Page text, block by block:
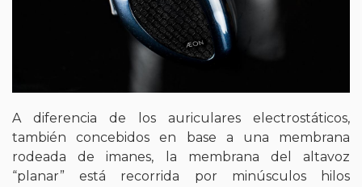
A diferencia de los auriculares electrostáticos,
también concebidos en base a una membrana
rodeada de imanes, la membrana del altavoz
“planar” está recorrida por minúsculos hilos